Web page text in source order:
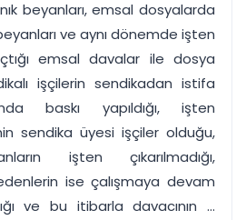
beyanları, emsal dosyalarda
ve aynı dönemde işten
emsal davalar ile dosya
işçilerin sendikadan istifa
baskı yapıldığı, işten
sendika üyesi işçiler olduğu,
işten çıkarılmadığı,
ise çalışmaya devam
ve bu itibarla davacının ...